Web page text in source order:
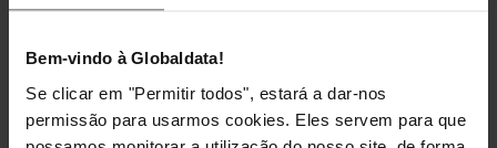
Bem-vindo à Globaldata!
Se clicar em "Permitir todos", estará a dar-nos
permissão para usarmos cookies. Eles servem para que
(Boost)
Arrefecimento